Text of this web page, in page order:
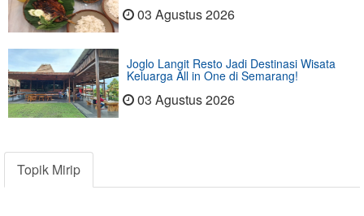
03 Agustus 2026
Joglo Langit Resto Jadi Destinasi Wisata
Keluarga All in One di Semarang!
03 Agustus 2026
Topik Mirip